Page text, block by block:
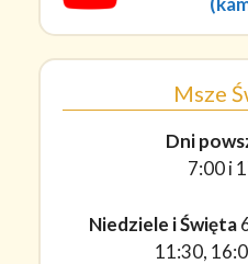
Msze
Dni
7:00 i
Niedziele i Święta
11:30,